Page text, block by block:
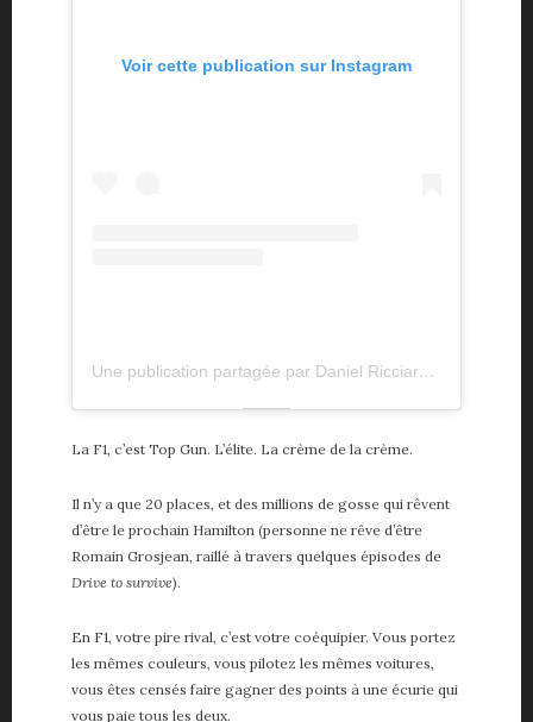
Voir cette publication sur Instagram
Une publication partagée par Daniel Ricciardo (@danielricciardo)
La F1, c’est Top Gun. L’élite. La crème de la crème.
Il n’y a que 20 places, et des millions de gosse qui rêvent
d’être le prochain Hamilton (personne ne rêve d’être
Romain Grosjean, raillé à travers quelques épisodes de
Drive to survive).
En F1, votre pire rival, c’est votre coéquipier. Vous portez
les mêmes couleurs, vous pilotez les mêmes voitures,
vous êtes censés faire gagner des points à une écurie qui
vous paie tous les deux.